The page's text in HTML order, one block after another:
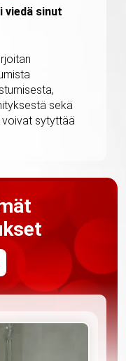
viedä sinut
sekä
voivat sytyttää